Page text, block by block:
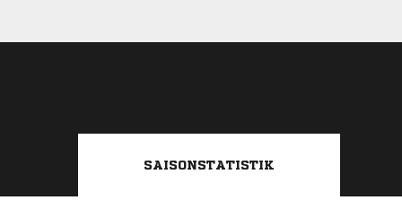
SAISONSTATISTIK